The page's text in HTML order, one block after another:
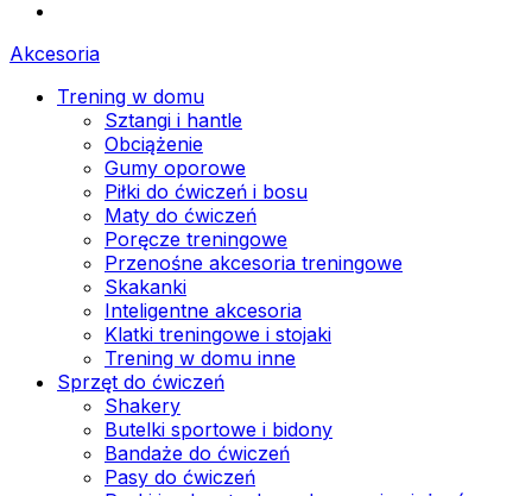
Akcesoria
Trening w domu
Sztangi i hantle
Obciążenie
Gumy oporowe
Piłki do ćwiczeń i bosu
Maty do ćwiczeń
Poręcze treningowe
Przenośne akcesoria treningowe
Skakanki
Inteligentne akcesoria
Klatki treningowe i stojaki
Trening w domu inne
Sprzęt do ćwiczeń
Shakery
Butelki sportowe i bidony
Bandaże do ćwiczeń
Pasy do ćwiczeń